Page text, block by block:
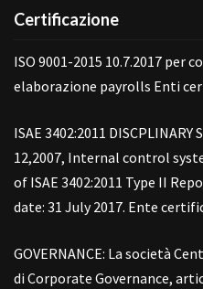
Certificazione
ISO 9001-2015 10.7.2017 per
elaborazione payrolls Enti
ISAE 3402:2011 DISCPLINARY
12,2007, Internal control
of ISAE 3402:2011 Type II
date: 31 July 2017. Ente
GOVERNANCE: La società
di Corporate Governance,